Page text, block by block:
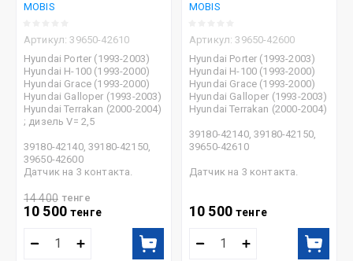
MOBIS
Артикул: 39650-42610
Hyundai Porter (1993-2003)
Hyundai H-100 (1993-2000)
Hyundai Grace (1993-2000)
Hyundai Galloper (1993-2003)
Hyundai Terrakan (2000-2004)
; дизель V= 2,5
39180-42140, 39180-42150,
39650-42600
Датчик на 3 контакта.
14 400 тенге
10 500 тенге
MOBIS
Артикул: 39650-42600
Hyundai Porter (1993-2003)
Hyundai H-100 (1993-2000)
Hyundai Grace (1993-2000)
Hyundai Galloper (1993-2003)
Hyundai Terrakan (2000-2004)
39180-42140, 39180-42150,
39650-42610
Датчик на 3 контакта.
10 500 тенге